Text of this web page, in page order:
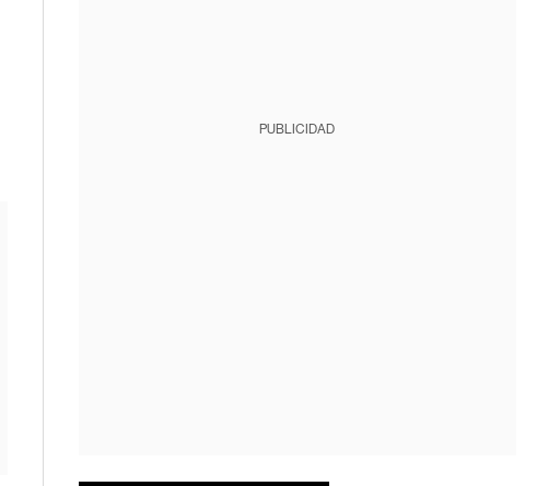
PUBLICIDAD